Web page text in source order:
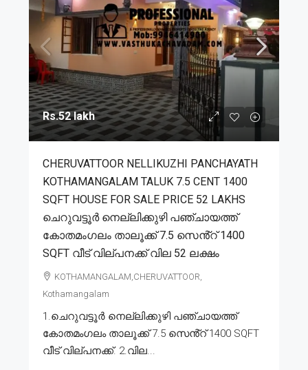
Rs.52 lakh
CHERUVATTOOR NELLIKUZHI PANCHAYATH
KOTHAMANGALAM TALUK 7.5 CENT 1400
SQFT HOUSE FOR SALE PRICE 52 LAKHS
ചെറുവട്ടൂർ നെല്ലിക്കുഴി പഞ്ചായത്ത്
കോതമംഗലം താലൂക്ക് 7.5 സെൻ്റ് 1400
SQFT വീട് വില്പനക്ക് വില 52 ലക്ഷം
KOTHAMANGALAM,CHERUVATTOOR,
Kothamangalam
1.ചെറുവട്ടൂർ നെല്ലിക്കുഴി പഞ്ചായത്ത്
കോതമംഗലം താലൂക്ക് 7.5 സെൻ്റ് 1400 SQFT
വീട് വില്പനക്ക്. 2.വില...